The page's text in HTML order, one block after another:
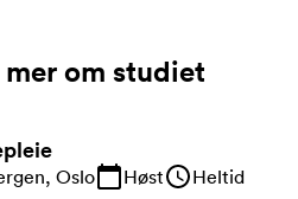
mer om studiet
Oslo Høst Heltid